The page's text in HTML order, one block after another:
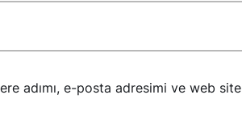
adımı, e-posta adresimi ve web site